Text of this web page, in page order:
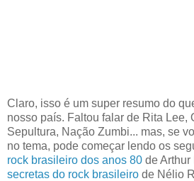
Claro, isso é um super resumo do
nosso país. Faltou falar de Rita Lee,
Sepultura, Nação Zumbi... mas, se
no tema, pode começar lendo os
rock brasileiro dos anos 80 de Arthur
secretas do rock brasileiro de Nélio